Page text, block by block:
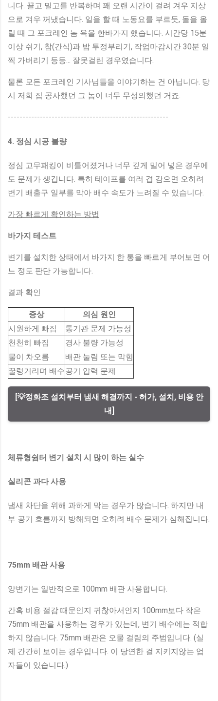
니다. 끌고 밀고를 반복하며 꽤 오랜 시간이 걸려 겨우 지상
으로 겨우 꺼냈습니다. 일을 할 때 노동요를 부르듯, 돌을 올
릴 때 그 포크레인 놈 욕을 한바가지 했습니다. 시간당 15분
이상 쉬기, 참(간식)과 밥 투정부리기, 작업마감시간 30분 일
찍 가버리기 등등... 잘못걸린 경우였습니다.
물론 모든 포크레인 기사님들을 이야기하는 건 아닙니다. 당
시 저희 집 공사했던 그 놈이 너무 무성의했던 거죠.
-------------------------------------------------------
4. 정심 시공 불량
정심 고무패킹이 비틀어졌거나 너무 깊게 밀어 넣은 경우에
도 문제가 생깁니다. 특히 테이프를 여러 겹 감으면 오히려
변기 배출구 일부를 막아 배수 속도가 느려질 수 있습니다.
가장 빠르게 확인하는 방법
바가지 테스트
변기를 설치한 상태에서 바가지 한 통을 빠르게 부어보면 어
느 정도 판단 가능합니다.
결과 확인
증상
의심 원인
시원하게 빠짐
통기관 문제 가능성
천천히 빠짐
경사 불량 가능성
물이 차오름
배관 눌림 또는 막힘
꿀렁거리며 배수공기 압력 문제
[💡정화조 설치부터 냄새 해결까지 - 허가, 설치, 비용 안
내]
체류형쉼터 변기 설치 시 많이 하는 실수
실리콘 과다 사용
냄새 차단을 위해 과하게 막는 경우가 많습니다. 하지만 내
부 공기 흐름까지 방해되면 오히려 배수 문제가 심해집니다.
75mm 배관 사용
양변기는 일반적으로 100mm 배관 사용합니다.
간혹 비용 절감 때문인지 귀찮아서인지 100mm보다 작은
75mm 배관을 사용하는 경우가 있는데, 변기 배수에는 적합
하지 않습니다. 75mm 배관은 오물 걸림의 주범입니다. (실
제 간간히 보이는 경우입니다. 이 당연한 걸 지키지않는 업
자들이 있습니다.)